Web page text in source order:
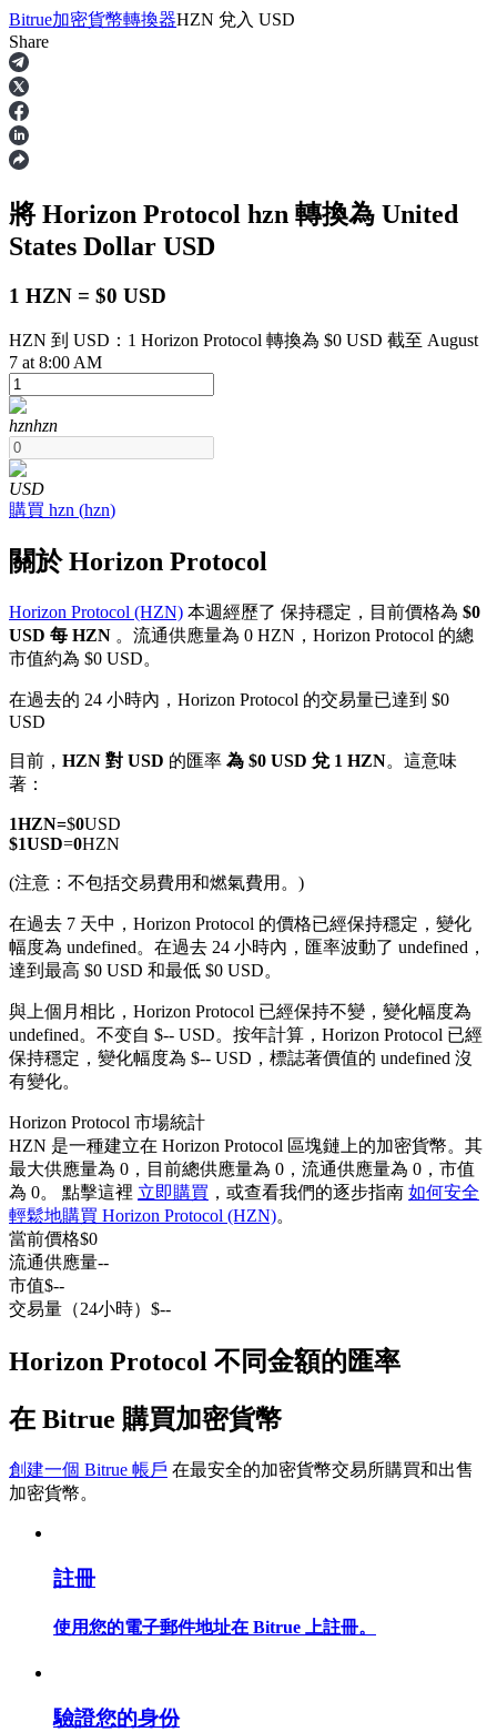
合約
USDT永續
多種以USDT結算的永續合約
幣本位永續
以數字貨幣為保證金的永續合約
TradFi
USDC永續
多種以USDC結算的永續合約
跟單
Bitrue加密貨幣轉換器HZN 兌入 USD
Share
將 Horizon Protocol hzn 轉換為 United
States Dollar USD
1 HZN = $0 USD
HZN 到 USD：1 Horizon Protocol 轉換為 $0 USD 截至 August
7 at 8:00 AM
hznhzn
USD
購買 hzn (hzn)
關於 Horizon Protocol
Horizon Protocol (HZN) 本週經歷了 保持穩定，目前價格為 $0
USD 每 HZN 。流通供應量為 0 HZN，Horizon Protocol 的總
市值約為 $0 USD。
在過去的 24 小時內，Horizon Protocol 的交易量已達到 $0
USD
目前， HZN 對 USD 的匯率 為 $0 USD 兌 1 HZN。這意味
著：
1HZN=$0USD
$1USD=0HZN
(注意：不包括交易費用和燃氣費用。)
在過去 7 天中，Horizon Protocol 的價格已經保持穩定，變化
幅度為 undefined。 在過去 24 小時內，匯率波動了 undefined，
達到最高 $0 USD 和最低 $0 USD。
與上個月相比，Horizon Protocol 已經保持不變，變化幅度為
undefined。不变自 $-- USD。 按年計算，Horizon Protocol 已經
保持穩定，變化幅度為 $-- USD，標誌著價值的 undefined 沒
有變化。
Horizon Protocol 市場統計
HZN 是一種建立在 Horizon Protocol 區塊鏈上的加密貨幣。其
最大供應量為 0，目前總供應量為 0，流通供應量為 0，市值
為 0。 點擊這裡 立即購買 ，或查看我們的逐步指南 如何安全
輕鬆地購買 Horizon Protocol (HZN)。
當前價格$0
流通供應量--
市值$--
交易量（24小時） $--
Horizon Protocol 不同金額的匯率
在 Bitrue 購買加密貨幣
創建一個 Bitrue 帳戶 在最安全的加密貨幣交易所購買和出售
加密貨幣。
註冊
使用您的電子郵件地址在 Bitrue 上註冊。
驗證您的身份